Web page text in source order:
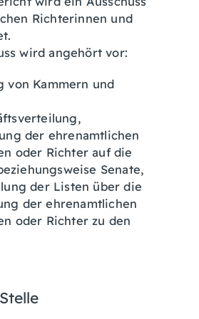
Richterinnen und
wird angehört vor:
von Kammern und
der ehrenamtlichen
oder Richter auf die
Senate,
der Listen über die
der ehrenamtlichen
oder Richter zu den